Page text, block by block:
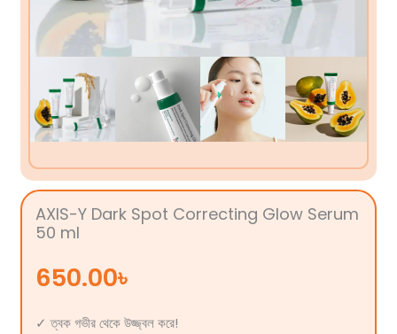
AXIS-Y Dark Spot Correcting Glow Serum
50 ml
650.00৳
✓ ত্বক গভীর থেকে উজ্জ্বল করে!